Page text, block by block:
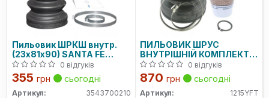
Пильовик ШРКШ внутр.
(23х81х90) SANTA FE
I/SONATA/L 200/PAJERO III
0 відгуків
355 грн сьогодні
Артикул:
3543700210
ПИЛЬОВИК ШРУС
ВНУТРІШНІЙ КОМПЛЕКТ
80X95X2450 відгуків
870 грн сьогодні
Артикул:
1215YFT